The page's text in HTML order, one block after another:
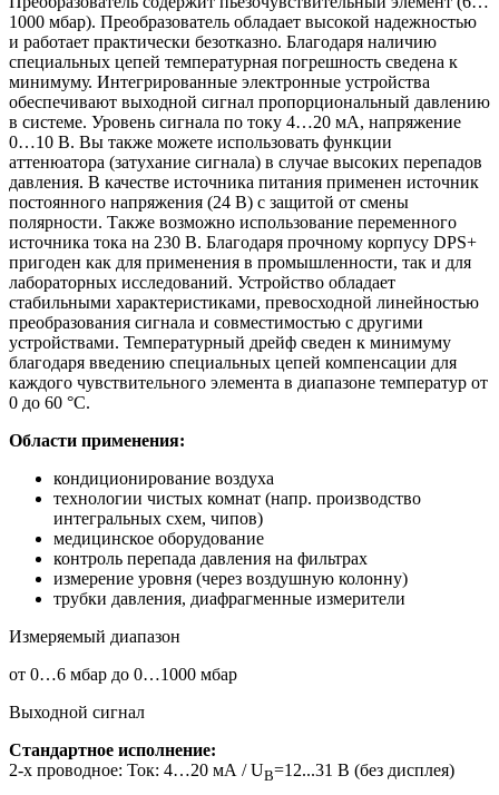
1000 мбар). Преобразователь обладает высокой надежностью
и работает практически безотказно. Благодаря наличию
специальных цепей температурная погрешность сведена к
минимуму. Интегрированные электронные устройства
обеспечивают выходной сигнал пропорциональный давлению
в системе. Уровень сигнала по току 4…20 мА, напряжение
0…10 В. Вы также можете использовать функции
аттенюатора (затухание сигнала) в случае высоких перепадов
давления. В качестве источника питания применен источник
постоянного напряжения (24 В) с защитой от смены
полярности. Также возможно использование переменного
источника тока на 230 В. Благодаря прочному корпусу DPS+
пригоден как для применения в промышленности, так и для
лабораторных исследований. Устройство обладает
стабильными характеристиками, превосходной линейностью
преобразования сигнала и совместимостью с другими
устройствами. Температурный дрейф сведен к минимуму
благодаря введению специальных цепей компенсации для
каждого чувствительного элемента в диапазоне температур от
0 до 60 °C.
Области применения:
кондиционирование воздуха
технологии чистых комнат (напр. производство
интегральных схем, чипов)
медицинское оборудование
контроль перепада давления на фильтрах
измерение уровня (через воздушную колонну)
трубки давления, диафрагменные измерители
Измеряемый диапазон
от 0…6 мбар до 0…1000 мбар
Выходной сигнал
Стандартное исполнение:
2-х проводное: Ток: 4…20 мА / UB=12...31 B (без дисплея)